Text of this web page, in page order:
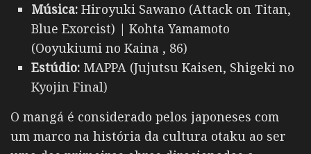
Música: Hiroyuki Sawano (Attack on Titan,
Blue Exorcist) | Kohta Yamamoto
(Ooyukiumi no Kaina , 86)
Estúdio: MAPPA (Jujutsu Kaisen, Shigeki no
Kyojin Final)
O mangá é considerado pelos japoneses com
um marco na história da cultura otaku ao ser